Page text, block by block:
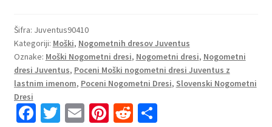
Juventus
Domači
Kratek
Rokav
2023-
24
Angel
Šifra: Juventus90410
Kategoriji: Moški, Nogometnih dresov Juventus
Oznake: Moški Nogometni dresi, Nogometni dresi, Nogometni
dresi Juventus, Poceni Moški nogometni dresi Juventus z
lastnim imenom, Poceni Nogometni Dresi, Slovenski Nogometni
Dresi
Fa T E Pi R S